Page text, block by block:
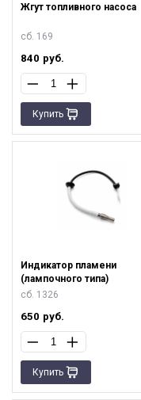
Жгут топливного насоса
сб. 169
840 руб.
Купить
Индикатор пламени
(лампочного типа)
сб. 1326
650 руб.
Купить